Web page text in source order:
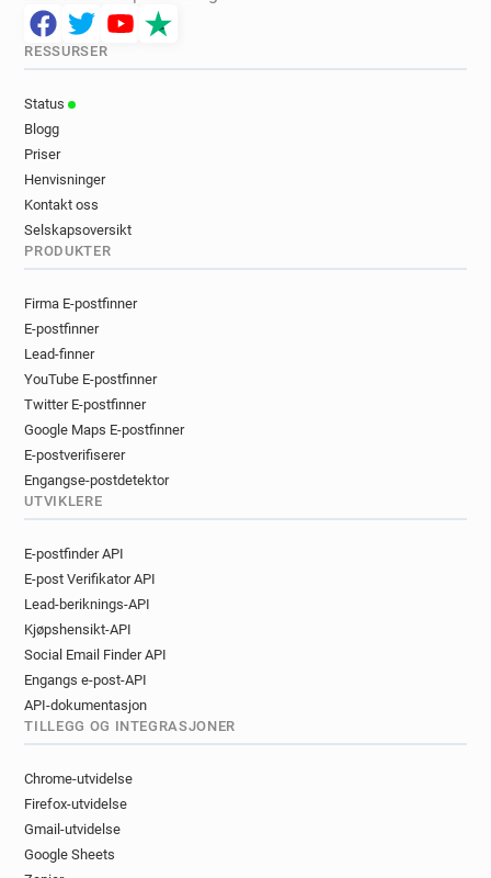
RESSURSER
Status
Blogg
Priser
Henvisninger
Kontakt oss
Selskapsoversikt
PRODUKTER
Firma E-postfinner
E-postfinner
Lead-finner
YouTube E-postfinner
Twitter E-postfinner
Google Maps E-postfinner
E-postverifiserer
Engangse-postdetektor
UTVIKLERE
E-postfinder API
E-post Verifikator API
Lead-beriknings-API
Kjøpshensikt-API
Social Email Finder API
Engangs e-post-API
API-dokumentasjon
TILLEGG OG INTEGRASJONER
Chrome-utvidelse
Firefox-utvidelse
Gmail-utvidelse
Google Sheets